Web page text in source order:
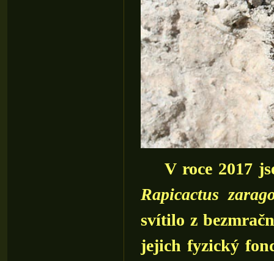
V roce 2017
Rapicactus
svítilo z
jejich fyzický